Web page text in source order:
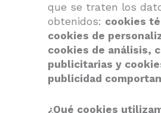
que se traten los
obtenidos: cookies
cookies de
cookies de análisis,
publicitarias y
publicidad
¿Qué cookies